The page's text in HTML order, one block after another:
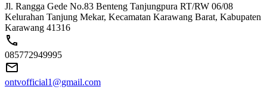
Jl. Rangga Gede No.83 Benteng Tanjungpura RT/RW 06/08
Kelurahan Tanjung Mekar, Kecamatan Karawang Barat, Kabupaten
Karawang 41316
085772949995
ontvofficial1@gmail.com